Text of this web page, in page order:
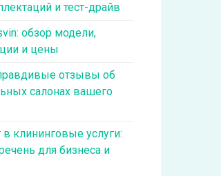
и тест-драйв
обзор модели,
и цены
отзывы об
салонах вашего
в клининговые услуги:
для бизнеса и